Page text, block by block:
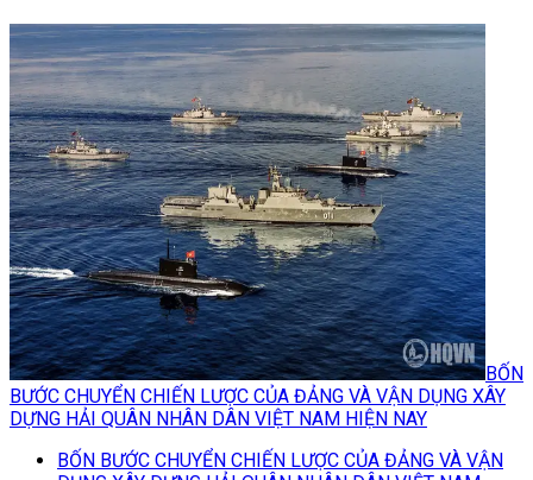
BỐN
BƯỚC CHUYỂN CHIẾN LƯỢC CỦA ĐẢNG VÀ VẬN DỤNG XÂY
DỰNG HẢI QUÂN NHÂN DÂN VIỆT NAM HIỆN NAY
BỐN BƯỚC CHUYỂN CHIẾN LƯỢC CỦA ĐẢNG VÀ VẬN